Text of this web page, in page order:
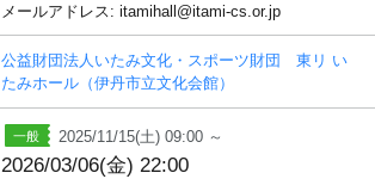
メールアドレス: itamihall@itami-cs.or.jp
公益財団法人いたみ文化・スポーツ財団 東リ い
たみホール（伊丹市立文化会館）
2025/11/15(土) 09:00 ～
2026/03/06(金) 22:00